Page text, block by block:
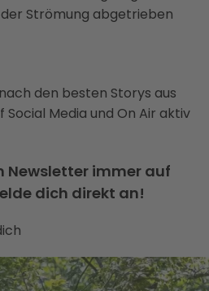
Strömung abgetrieben
den besten Storys aus
Social Media und On Air aktiv
Newsletter immer auf
dich direkt an!